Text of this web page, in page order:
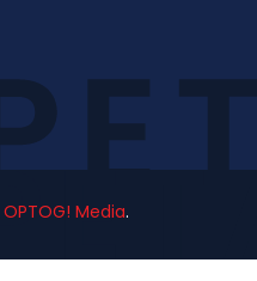
OPTOG! Media.